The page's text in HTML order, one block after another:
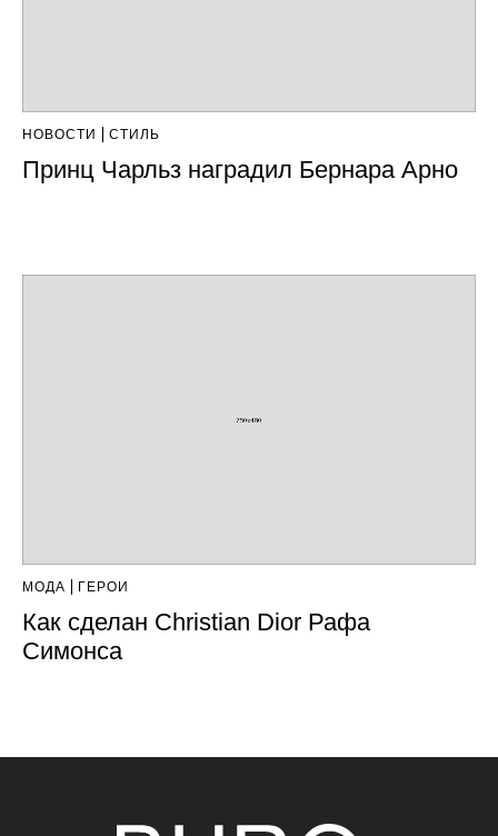
НОВОСТИ СТИЛЬ
Принц Чарльз наградил Бернара Арно
МОДА ГЕРОИ
Как сделан Christian Dior Рафа
Симонса